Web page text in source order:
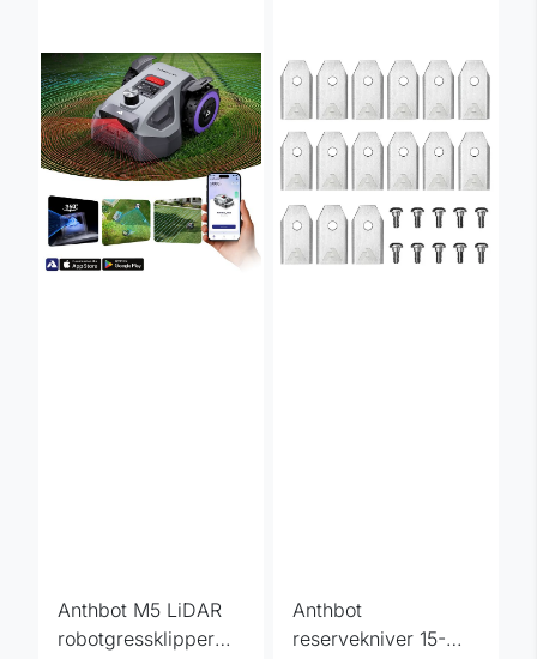
Anthbot M5 LiDAR
robotgressklipper
Anthbot
reservekniver 15-